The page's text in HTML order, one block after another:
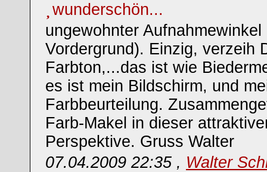
wunderschön...
ungewohnter Aufnahmewinkel
Vordergrund). Einzig, verzeih
Farbton,...das ist wie
es ist mein Bildschirm, und
Farbbeurteilung.
Farb-Makel in dieser
Perspektive. Gruss Walter
07.04.2009 22:35 , Walter